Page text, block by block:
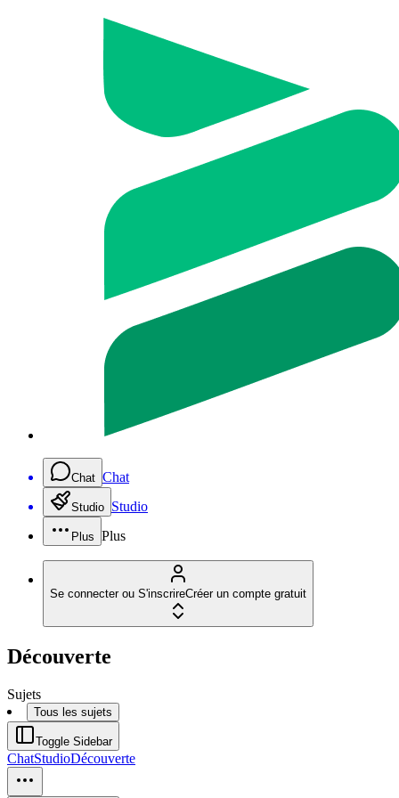
Chat Chat
Studio Studio
Plus Plus
Se connecter ou S'inscrireCréer un compte gratuit
Découverte
Sujets
Tous les sujets
Toggle Sidebar
ChatStudioDécouverte